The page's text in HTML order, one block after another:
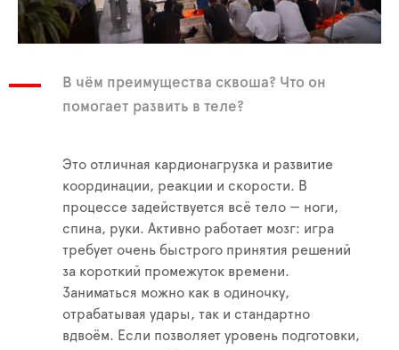
В чём преимущества сквоша? Что он
помогает развить в теле?
Это отличная кардионагрузка и развитие
координации, реакции и скорости. В
процессе задействуется всё тело — ноги,
спина, руки. Активно работает мозг: игра
требует очень быстрого принятия решений
за короткий промежуток времени.
Заниматься можно как в одиночку,
отрабатывая удары, так и стандартно
вдвоём. Если позволяет уровень подготовки,